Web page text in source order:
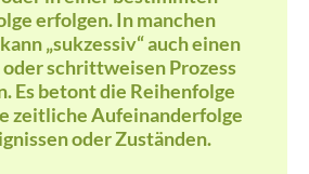
erfolgen. In manchen
„sukzessiv“ auch einen
schrittweisen Prozess
Es betont die Reihenfolge
zeitliche Aufeinanderfolge
oder Zuständen.